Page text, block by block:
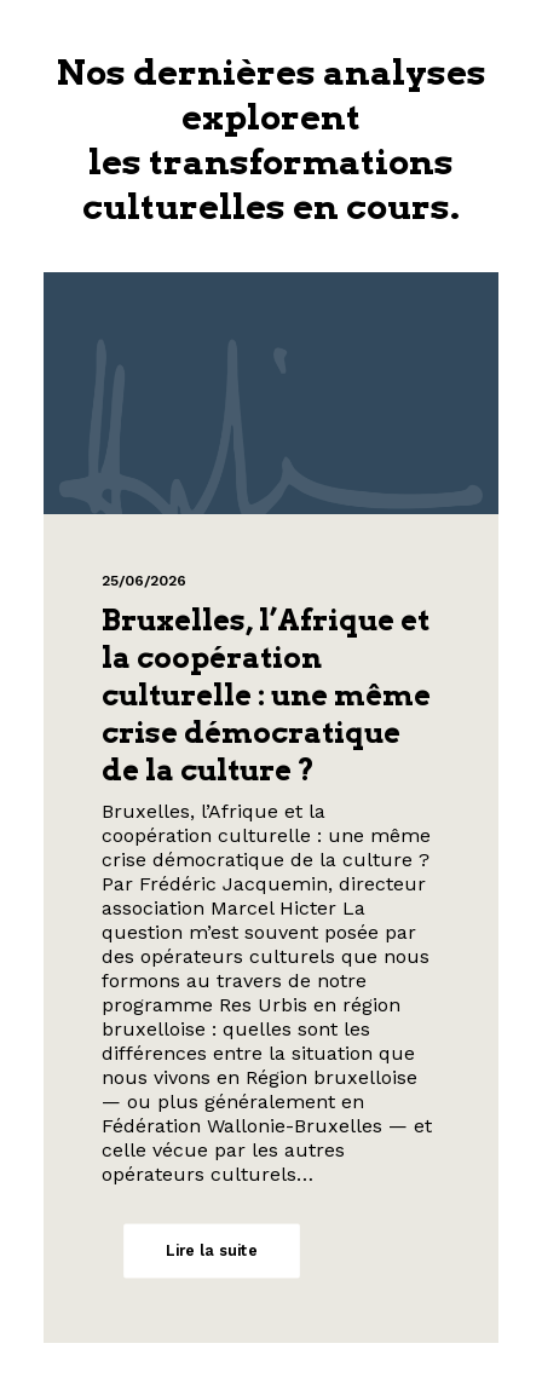
Nos dernières analyses
explorent
les transformations
culturelles en cours.
25/06/2026
Bruxelles, l’Afrique et
la coopération
culturelle : une même
crise démocratique
de la culture ?
Bruxelles, l’Afrique et la
coopération culturelle : une même
crise démocratique de la culture ?
Par Frédéric Jacquemin, directeur
association Marcel Hicter La
question m’est souvent posée par
des opérateurs culturels que nous
formons au travers de notre
programme Res Urbis en région
bruxelloise : quelles sont les
différences entre la situation que
nous vivons en Région bruxelloise
— ou plus généralement en
Fédération Wallonie-Bruxelles — et
celle vécue par les autres
opérateurs culturels…
Lire la suite